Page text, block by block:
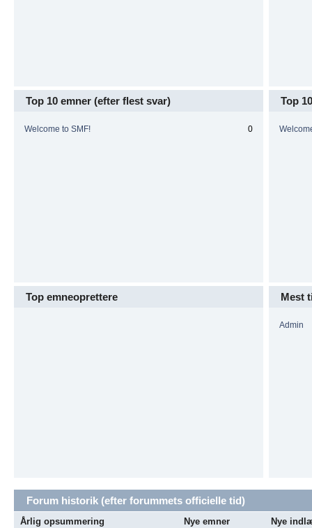
Top 10 emner (efter flest svar)
Welcome to SMF! 0
Top
Top emneoprettere Mest
Admin
Forum historik (efter forummets officielle tid)
Årlig opsummering Nye emner Nye